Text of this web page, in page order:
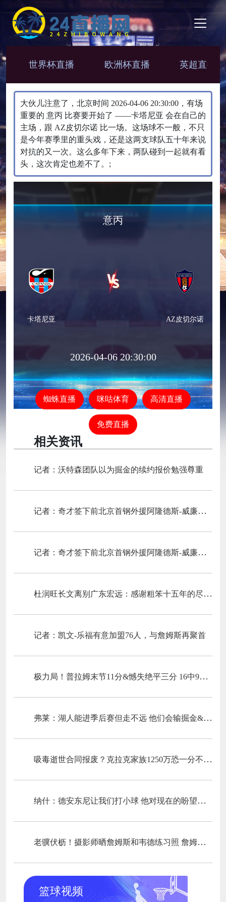
世界杯直播 欧洲杯直播 英超直播
大伙儿注意了，北京时间 2026-04-06 20:30:00，有场
重要的 意丙 比赛要开始了 ——卡塔尼亚 会在自己的
主场，跟 AZ皮切尔诺 比一场。​这场球不一般，不只
是今年赛季里的重头戏，还是这两支球队五十年来说
对抗的又一次。这么多年下来，两队碰到一起就有看
头，这次肯定也差不了。;
意丙
卡塔尼亚 AZ皮切尔诺
2026-04-06 20:30:00
蜘蛛直播 咪咕体育 高清直播
免费直播
相关资讯
记者：沃特森团队以为掘金的续约报价勉强尊重
记者：奇才签下前北京首钢外援阿隆德斯-威廉姆斯
记者：奇才签下前北京首钢外援阿隆德斯-威廉姆斯
杜润旺长文离别广东宏远：感谢粗笨十五年的尽心培育与容纳
记者：凯文-乐福有意加盟76人，与詹姆斯再聚首
极力局！普拉姆末节11分&憾失绝平三分 16中9空砍全场最高25分
弗莱：湖人能进季后赛但走不远 他们会输掘金&森林狼&雷霆&火箭
吸毒逝世合同报废？克拉克家族1250万恐一分不得？灰熊老板解套？
纳什：德安东尼让我们打小球 他对现在的盼望有很大的影响
老骥伏枥！摄影师晒詹姆斯和韦德练习照 詹姆斯场边笑容满面
篮球视频